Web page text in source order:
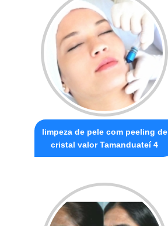
limpeza de pele com peeling de
cristal valor Tamanduateí 4